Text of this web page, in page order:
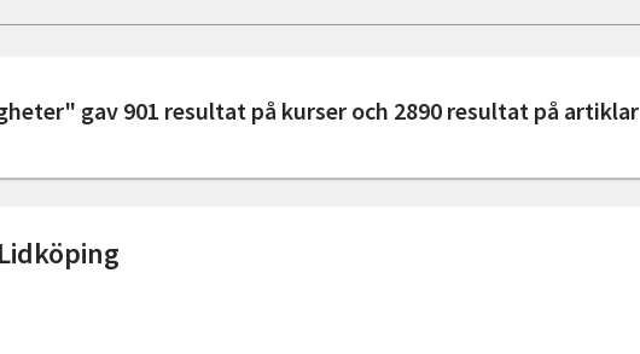
gav 901 resultat på kurser och 2890 resultat på artiklar